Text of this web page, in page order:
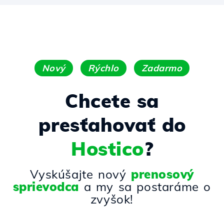
Nový Rýchlo Zadarmo
Chcete sa
presťahovať do
Hostico?
Vyskúšajte nový prenosový
sprievodca a my sa postaráme o
zvyšok!